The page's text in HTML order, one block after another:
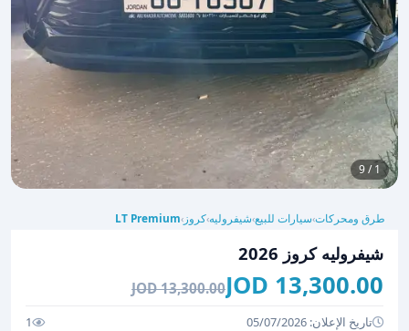
1 / 9
طرق ومحركات›سيارات للبيع›شيفروليه›كروز ›
LT Premium
شيفروليه كروز 2026
13,300.00 JOD
13,300.00 JOD
تاريخ الإعلان: 05/07/2026 1